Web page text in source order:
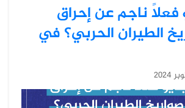
فعلاً ناجم عن إحراق
الطيران الحربي؟ في